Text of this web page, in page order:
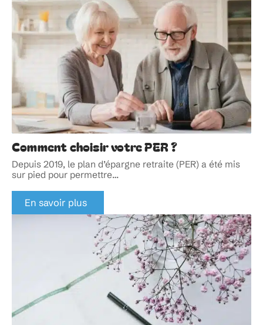
Comment choisir votre PER ?
Depuis 2019, le plan d’épargne retraite (PER) a été mis
sur pied pour permettre…
En savoir plus